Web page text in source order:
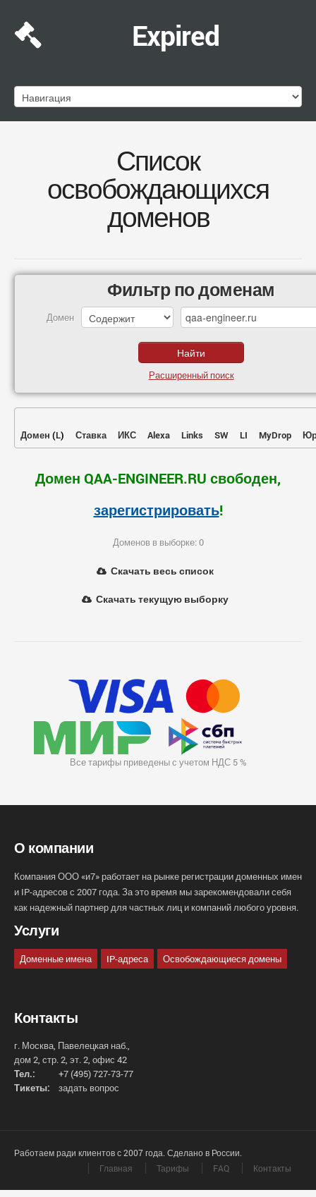
Expired
Список
освобождающихся
доменов
Фильтр по доменам
Домен
Расширенный поиск
Домен (L) Ставка ИКС Alexa Links SW LI MyDrop
Домен QAA-ENGINEER.RU свободен,
зарегистрировать!
Доменов в выборке: 0
Скачать весь список
Скачать текущую выборку
Все тарифы приведены с учетом НДС 5 %
О компании
Компания ООО «и7» работает на рынке регистрации доменных имен
и IP-адресов с 2007 года. За это время мы зарекомендовали себя
как надежный партнер для частных лиц и компаний любого уровня.
Услуги
Доменные имена IP-адреса Освобождающиеся домены
Контакты
г. Москва, Павелецкая наб.,
дом 2, стр. 2, эт. 2, офис 42
Тел.:
+7 (495) 727-73-77
Тикеты:
задать вопрос
Работаем ради клиентов с 2007 года. Сделано в России.
Главная
Тарифы FAQ Контакты